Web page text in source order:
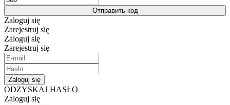
Отправить код
Zaloguj się
Zarejestruj się
Zaloguj się
Zarejestruj się
Zaloguj się
ODZYSKAJ HASŁO
Zaloguj się